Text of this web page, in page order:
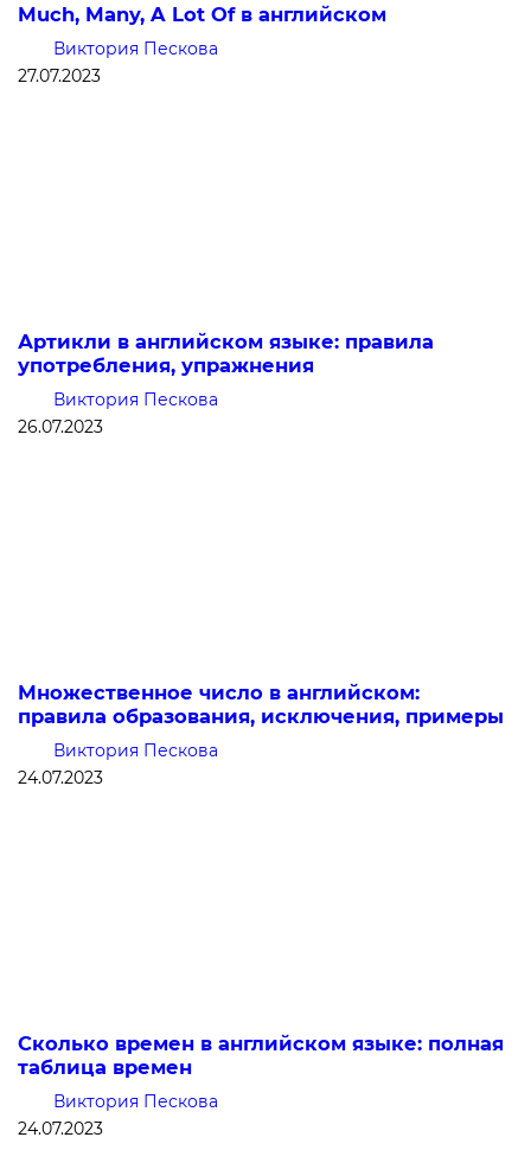
Much, Many, A Lot Of в английском
Виктория Пескова
27.07.2023
Артикли в английском языке: правила
употребления, упражнения
Виктория Пескова
26.07.2023
Множественное число в английском:
правила образования, исключения, примеры
Виктория Пескова
24.07.2023
Сколько времен в английском языке: полная
таблица времен
Виктория Пескова
24.07.2023